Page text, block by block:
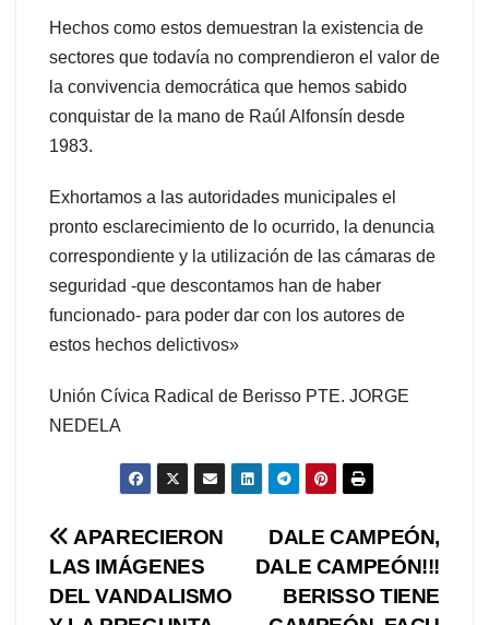
Hechos como estos demuestran la existencia de
sectores que todavía no comprendieron el valor de
la convivencia democrática que hemos sabido
conquistar de la mano de Raúl Alfonsín desde
1983.
Exhortamos a las autoridades municipales el
pronto esclarecimiento de lo ocurrido, la denuncia
correspondiente y la utilización de las cámaras de
seguridad -que descontamos han de haber
funcionado- para poder dar con los autores de
estos hechos delictivos»
Unión Cívica Radical de Berisso PTE. JORGE
NEDELA
Navegación
de
DALE CAMPEÓN,
DALE CAMPEÓN!!!
BERISSO TIENE
APARECIERON
LAS IMÁGENES
DEL VANDALISMO